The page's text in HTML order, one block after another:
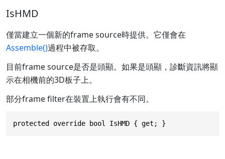
IsHMD
僅當建立一個新的frame source時提供。它僅會在
Assemble()過程中被存取。
目前frame source是否是頭顯。如果是頭顯，診斷資訊將顯
示在相機前的3D板子上。
部分frame filter在裝置上執行會有不同。
protected override bool IsHMD { get; }